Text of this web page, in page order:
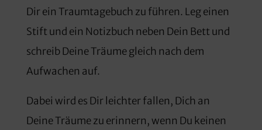
Dir ein Traumtagebuch zu führen. Leg einen
Stift und ein Notizbuch neben Dein Bett und
schreib Deine Träume gleich nach dem
Aufwachen auf.
Dabei wird es Dir leichter fallen, Dich an
Deine Träume zu erinnern, wenn Du keinen